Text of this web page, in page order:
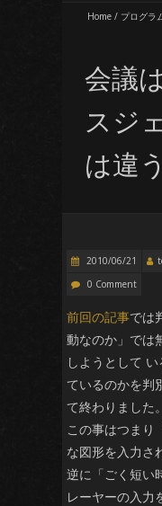
Home / プログラ
会議
スジ
は違
2010/06/21
0 Comment
前回の記事では
動なのか」では
しようとして
ているのかを判
て終わりました。
この事はつまり
な図形を入力さ
逆に「ごく短い
レーヤーの入力